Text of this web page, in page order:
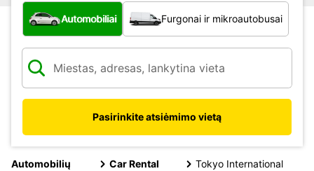
Kokio tipo automobilis?
Automobiliai Furgonai ir mikroautobusai
Pasirinkite atsiėmimo vietą
Automobilių
Car Rental
Tokyo International